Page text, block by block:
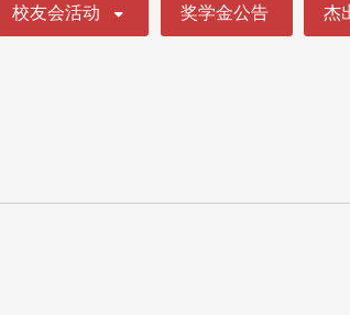
校友会活动 奖学金公告 杰